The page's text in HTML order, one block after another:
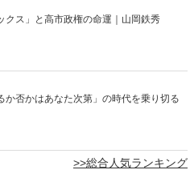
クス」と高市政権の命運｜山岡鉄秀
か否かはあなた次第」の時代を乗り切る
>>総合人気ランキング